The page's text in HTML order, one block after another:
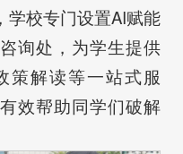
学校专门设置AI赋能
询处，为学生提供
策解读等一站式服
效帮助同学们破解